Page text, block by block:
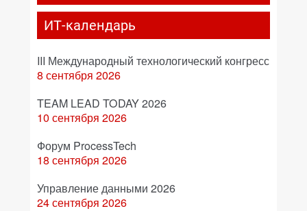
ИТ-календарь
III Международный технологический конгресс
8 сентября 2026
TEAM LEAD TODAY 2026
10 сентября 2026
Форум ProcessTech
18 сентября 2026
Управление данными 2026
24 сентября 2026